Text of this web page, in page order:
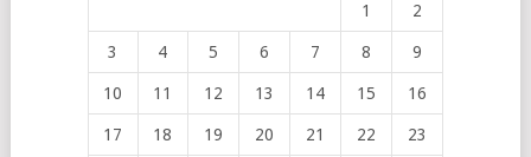
1 2
3 4 5 6 7 8 9
10 11 12 13 14 15 16
17 18 19 20 21 22 23